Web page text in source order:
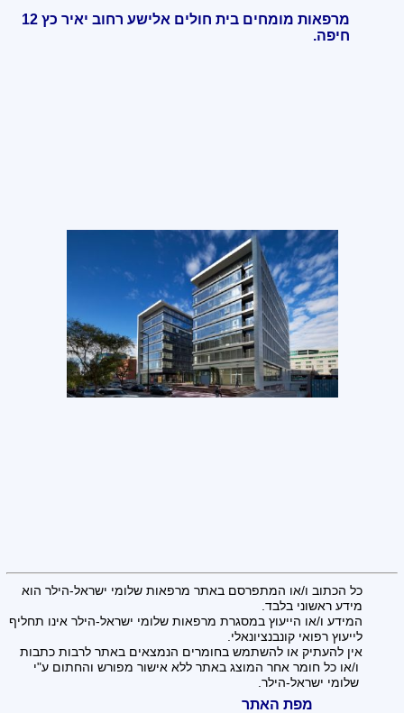
מרפאות מומחים בית חולים אלישע רחוב יאיר כץ 12
חיפה.
כל הכתוב ו/או המתפרסם באתר מרפאות שלומי ישראל-הילר הוא
מידע ראשוני בלבד.
המידע ו/או הייעוץ במסגרת מרפאות שלומי ישראל-הילר אינו תחליף
לייעוץ רפואי קונבנציונאלי.
אין להעתיק או להשתמש בחומרים הנמצאים באתר לרבות כתבות
ו/או כל חומר אחר המוצג באתר ללא אישור מפורש והחתום ע"י
שלומי ישראל-הילר.
מפת האתר